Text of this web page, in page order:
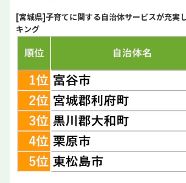
[宮城県]子育てに関する自治体サービスが充実
キング